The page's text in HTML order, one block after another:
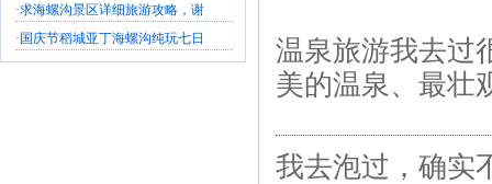
·求海螺沟景区详细旅游攻略，谢
· 国庆节稻城亚丁海螺沟纯玩七日
温泉旅游我去过
美的温泉、最壮
我去泡过，确实